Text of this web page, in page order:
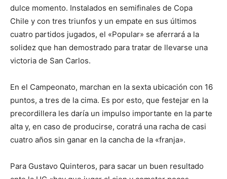
dulce momento. Instalados en semifinales de Copa
Chile y con tres triunfos y un empate en sus últimos
cuatro partidos jugados, el «Popular» se aferrará a la
solidez que han demostrado para tratar de llevarse una
victoria de San Carlos.
En el Campeonato, marchan en la sexta ubicación con 16
puntos, a tres de la cima. Es por esto, que festejar en la
precordillera les daría un impulso importante en la parte
alta y, en caso de producirse, coratrá una racha de casi
cuatro años sin ganar en la cancha de la «franja».
Para Gustavo Quinteros, para sacar un buen resultado